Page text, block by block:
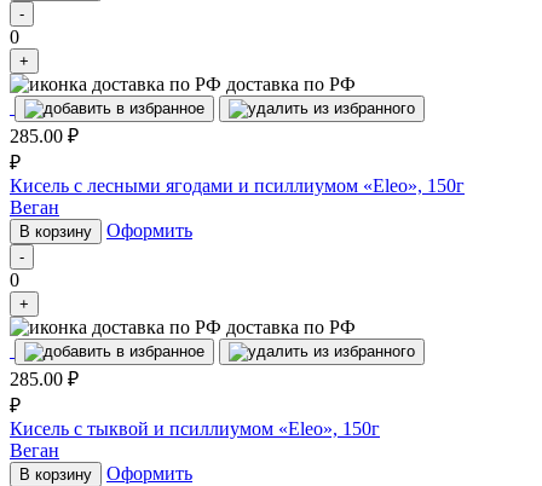
-
0
+
доставка по РФ
285.00 ₽
₽
Кисель с лесными ягодами и псиллиумом «Eleo», 150г
Веган
В корзину Оформить
-
0
+
доставка по РФ
285.00 ₽
₽
Кисель с тыквой и псиллиумом «Eleo», 150г
Веган
В корзину Оформить